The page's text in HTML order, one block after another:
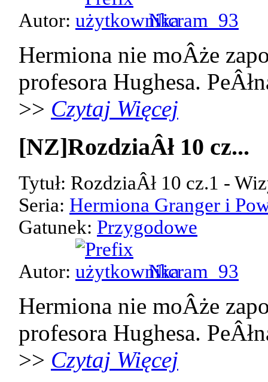
Autor: Nicram_93
Hermiona nie moÂże
profesora Hughesa.
>> Czytaj Więcej
[NZ]RozdziaÂł 10 cz...
Tytuł: RozdziaÂł 10 cz.1 -
Seria: Hermiona Granger i
Gatunek: Przygodowe
Autor: Nicram_93
Hermiona nie moÂże
profesora Hughesa.
>> Czytaj Więcej